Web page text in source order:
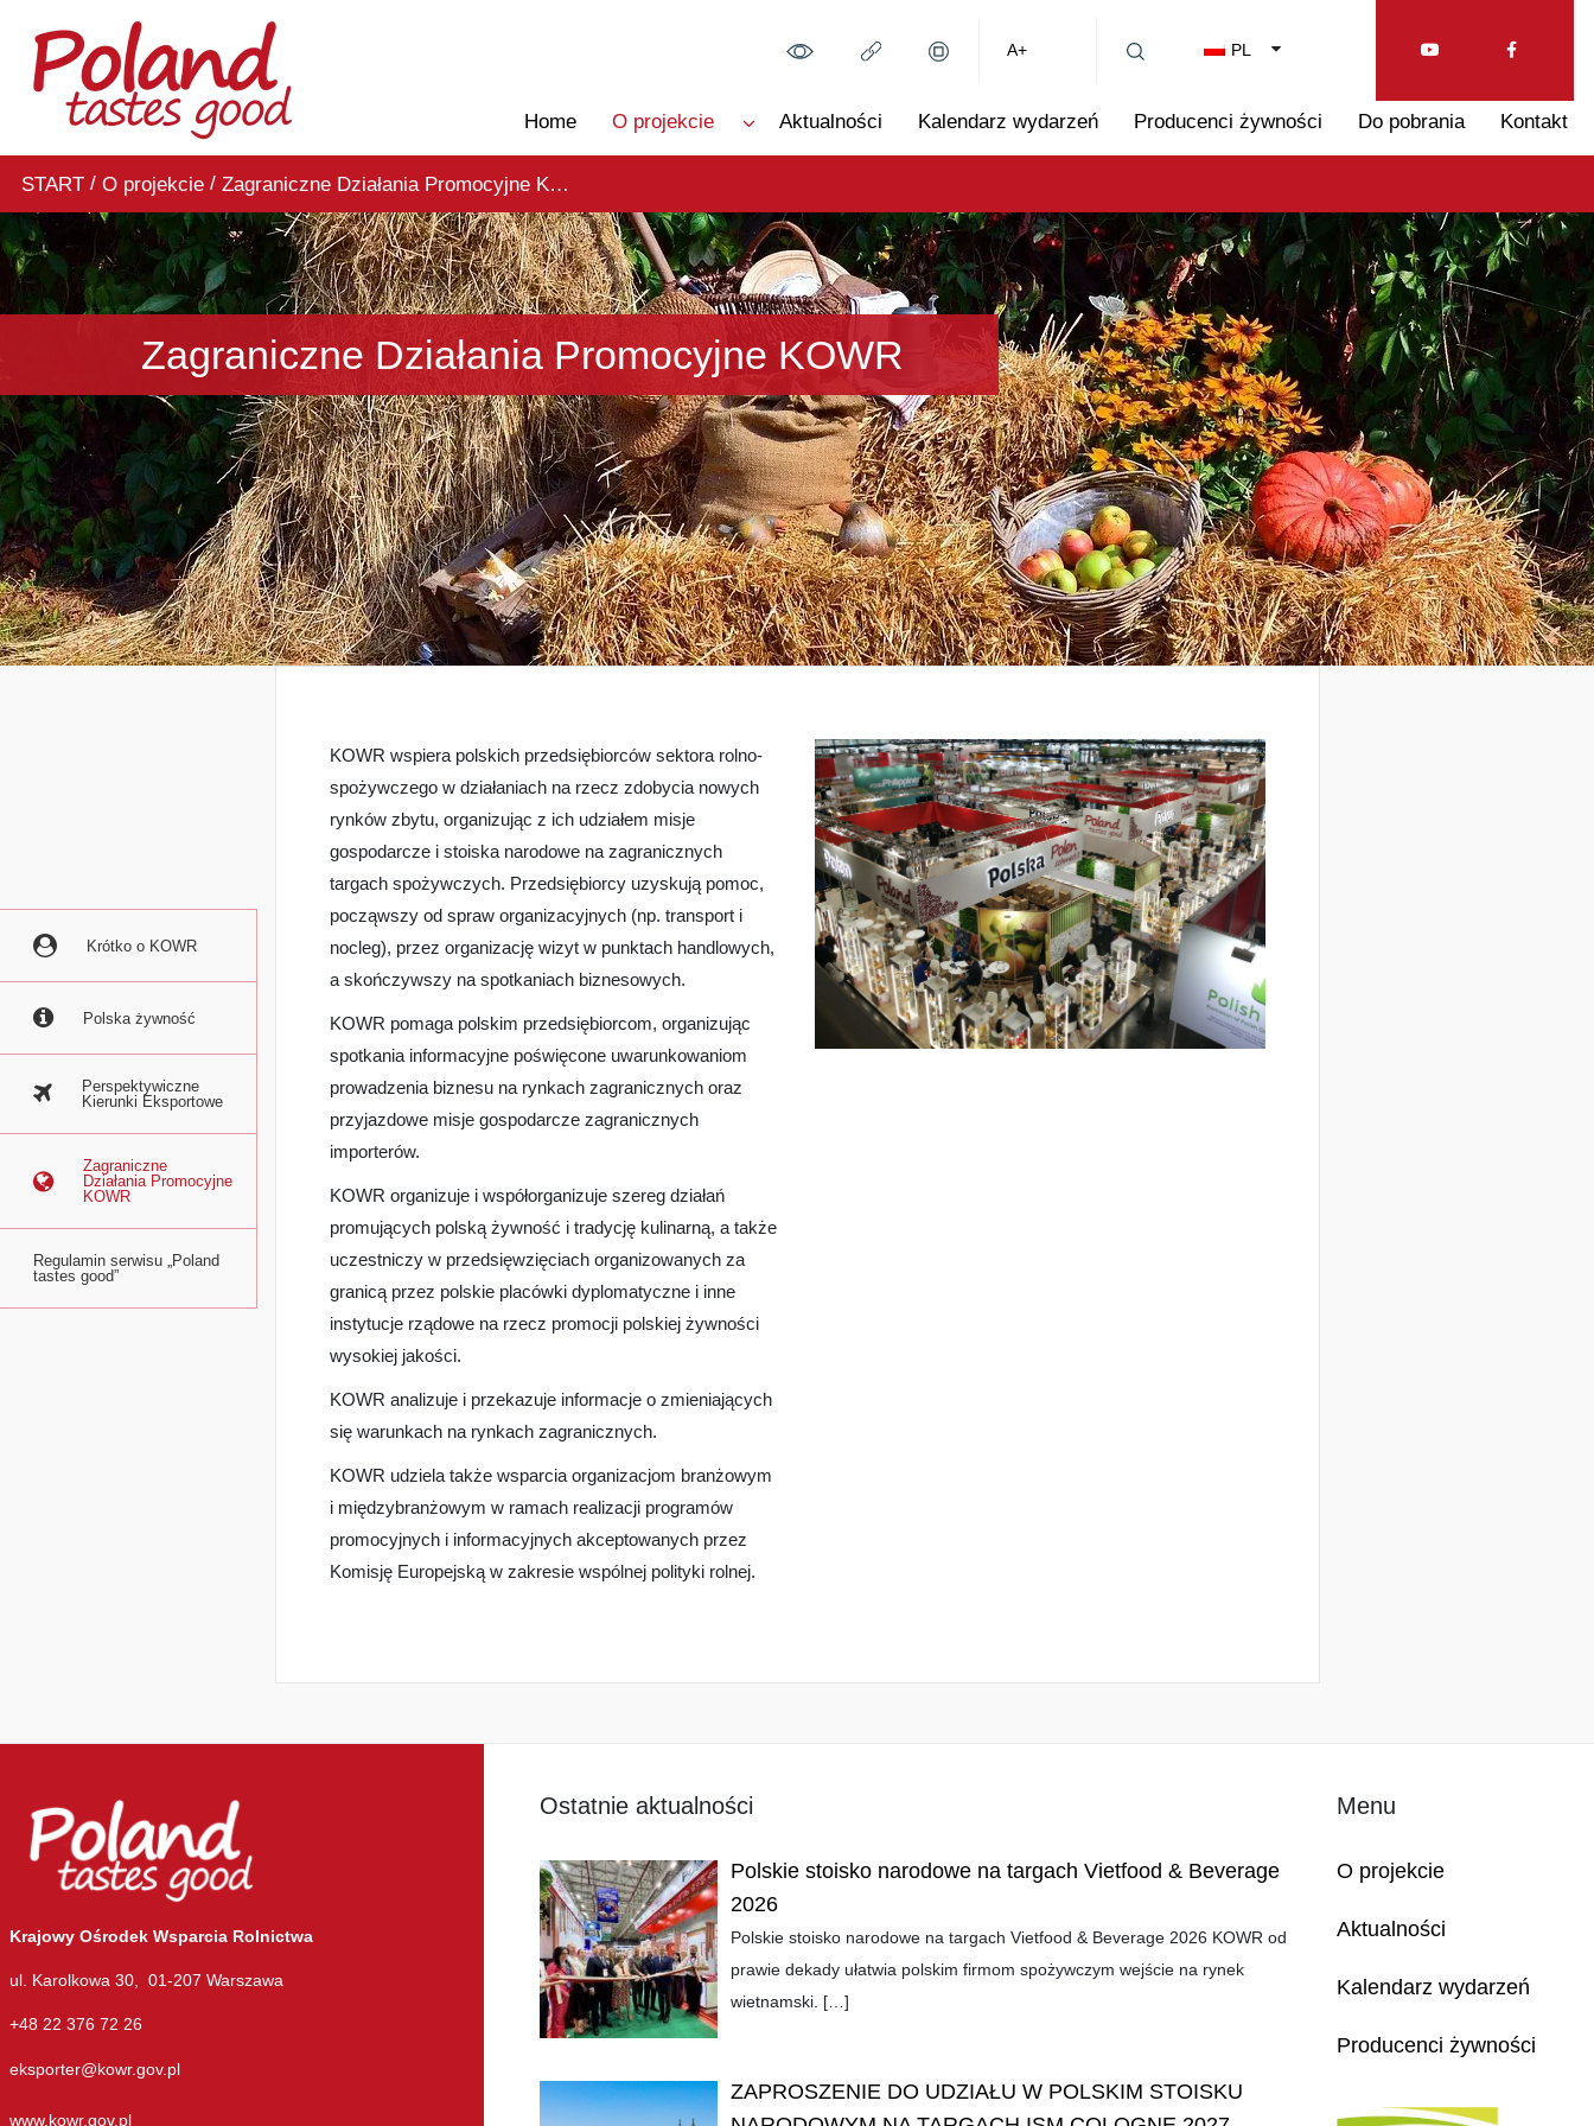
A+ PL
Home O projekcie Aktualności Kalendarz wydarzeń Producenci żywności Do pobrania Kontakt
START/ O projekcie/ Zagraniczne Działania Promocyjne KOWR
Zagraniczne Działania Promocyjne KOWR
Krótko o KOWR
Polska żywność
Perspektywiczne
Kierunki Eksportowe
Zagraniczne
Działania Promocyjne
KOWR
Regulamin serwisu „Poland
tastes good”
KOWR wspiera polskich przedsiębiorców sektora rolno-
spożywczego w działaniach na rzecz zdobycia nowych
rynków zbytu, organizując z ich udziałem misje
gospodarcze i stoiska narodowe na zagranicznych
targach spożywczych. Przedsiębiorcy uzyskują pomoc,
począwszy od spraw organizacyjnych (np. transport i
nocleg), przez organizację wizyt w punktach handlowych,
a skończywszy na spotkaniach biznesowych.
KOWR pomaga polskim przedsiębiorcom, organizując
spotkania informacyjne poświęcone uwarunkowaniom
prowadzenia biznesu na rynkach zagranicznych oraz
przyjazdowe misje gospodarcze zagranicznych
importerów.
KOWR organizuje i współorganizuje szereg działań
promujących polską żywność i tradycję kulinarną, a także
uczestniczy w przedsięwzięciach organizowanych za
granicą przez polskie placówki dyplomatyczne i inne
instytucje rządowe na rzecz promocji polskiej żywności
wysokiej jakości.
KOWR analizuje i przekazuje informacje o zmieniających
się warunkach na rynkach zagranicznych.
KOWR udziela także wsparcia organizacjom branżowym
i międzybranżowym w ramach realizacji programów
promocyjnych i informacyjnych akceptowanych przez
Komisję Europejską w zakresie wspólnej polityki rolnej.
Krajowy Ośrodek Wsparcia Rolnictwa
ul. Karolkowa 30, 01-207 Warszawa
+48 22 376 72 26
eksporter@kowr.gov.pl
www.kowr.gov.pl
Ostatnie aktualności
Polskie stoisko narodowe na targach Vietfood & Beverage
2026
Polskie stoisko narodowe na targach Vietfood & Beverage 2026 KOWR od
prawie dekady ułatwia polskim firmom spożywczym wejście na rynek
wietnamski. […]
ZAPROSZENIE DO UDZIAŁU W POLSKIM STOISKU
Menu
O projekcie
Aktualności
Kalendarz wydarzeń
Producenci żywności